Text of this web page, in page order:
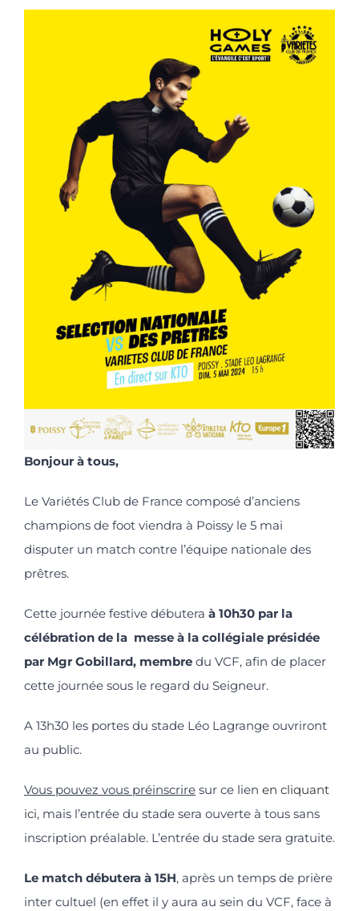
Bonjour à tous,
Le Variétés Club de France composé d’anciens
champions de foot viendra à Poissy le 5 mai
disputer un match contre l’équipe nationale des
prêtres.
Cette journée festive débutera à 10h30 par la
célébration de la messe à la collégiale présidée
par Mgr Gobillard, membre du VCF, afin de placer
cette journée sous le regard du Seigneur.
A 13h30 les portes du stade Léo Lagrange ouvriront
au public.
Vous pouvez vous préinscriresur ce lien en cliquant
ici, mais l’entrée du stade sera ouverte à tous sans
inscription préalable. L’entrée du stade sera gratuite.
Le match débutera à 15H, après un temps de prière
inter cultuel (en effet il y aura au sein du VCF, face à